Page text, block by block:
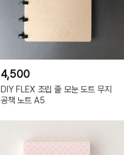
4,500
DIY FLEX 조립 줄 모눈 도트 무지
공책 노트 A5